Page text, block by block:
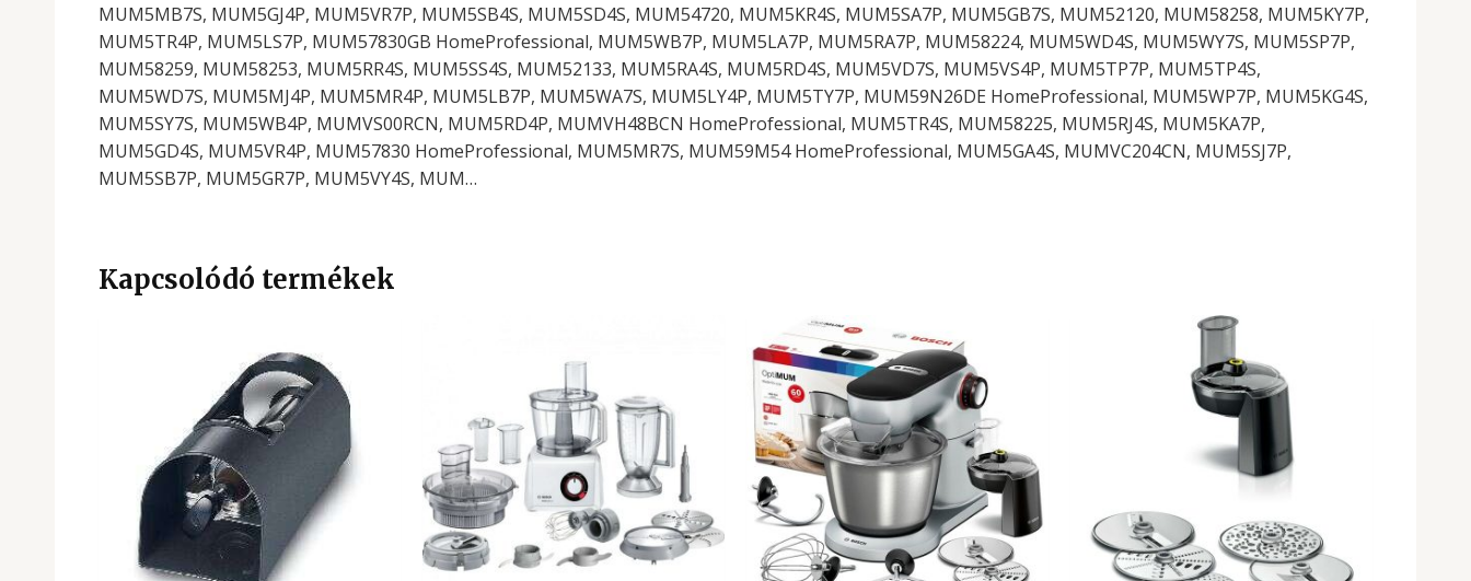
MUM5MB7S, MUM5GJ4P, MUM5VR7P, MUM5SB4S, MUM5SD4S, MUM54720, MUM5KR4S, MUM5SA7P, MUM5GB7S, MUM52120, MUM58258, MUM5KY7P,
MUM5TR4P, MUM5LS7P, MUM57830GB HomeProfessional, MUM5WB7P, MUM5LA7P, MUM5RA7P, MUM58224, MUM5WD4S, MUM5WY7S, MUM5SP7P,
MUM58259, MUM58253, MUM5RR4S, MUM5SS4S, MUM52133, MUM5RA4S, MUM5RD4S, MUM5VD7S, MUM5VS4P, MUM5TP7P, MUM5TP4S,
MUM5WD7S, MUM5MJ4P, MUM5MR4P, MUM5LB7P, MUM5WA7S, MUM5LY4P, MUM5TY7P, MUM59N26DE HomeProfessional, MUM5WP7P, MUM5KG4S,
MUM5SY7S, MUM5WB4P, MUMVS00RCN, MUM5RD4P, MUMVH48BCN HomeProfessional, MUM5TR4S, MUM58225, MUM5RJ4S, MUM5KA7P,
MUM5GD4S, MUM5VR4P, MUM57830 HomeProfessional, MUM5MR7S, MUM59M54 HomeProfessional, MUM5GA4S, MUMVC204CN, MUM5SJ7P,
MUM5SB7P, MUM5GR7P, MUM5VY4S, MUM…
Kapcsolódó termékek